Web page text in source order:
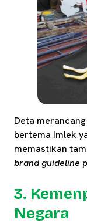
Deta
bertema Imlek
memastikan
brand guideline
3.
Negara